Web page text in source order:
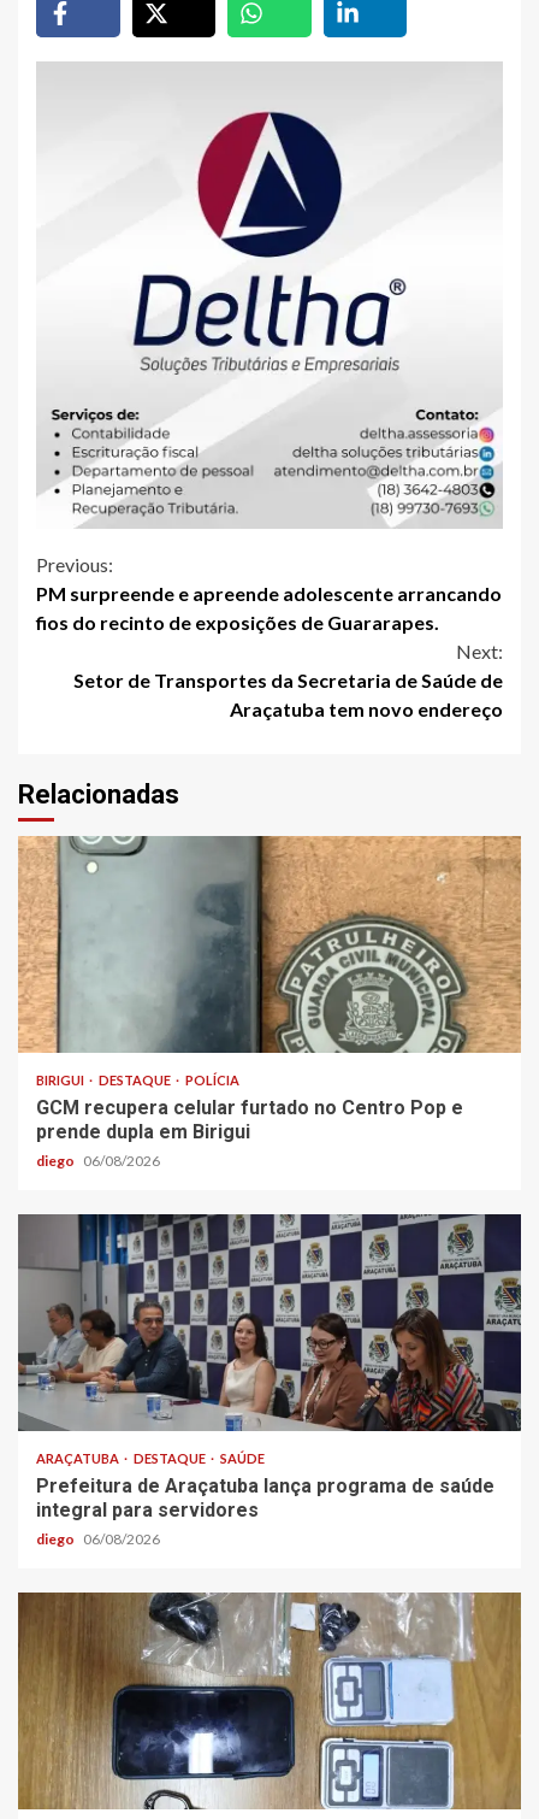
Continue
Reading
Previous:
PM surpreende e apreende adolescente arrancando
fios do recinto de exposições de Guararapes.
Next:
Setor de Transportes da Secretaria de Saúde de
Araçatuba tem novo endereço
Relacionadas
BIRIGUI DESTAQUE POLÍCIA
GCM recupera celular furtado no Centro Pop e
prende dupla em Birigui
diego 06/08/2026
ARAÇATUBA DESTAQUE SAÚDE
Prefeitura de Araçatuba lança programa de saúde
integral para servidores
diego 06/08/2026